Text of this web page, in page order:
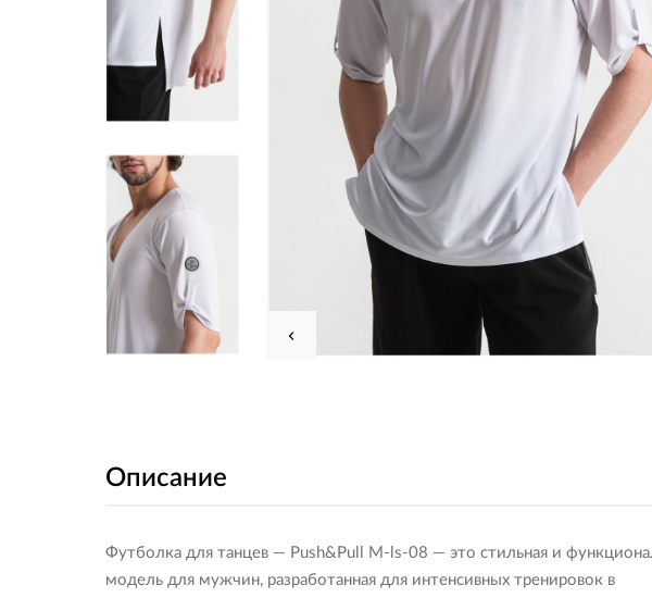
Описание
Футболка для танцев — Push&Pull M-ls-08 — это стильная и
модель для мужчин, разработанная для интенсивных тренировок в